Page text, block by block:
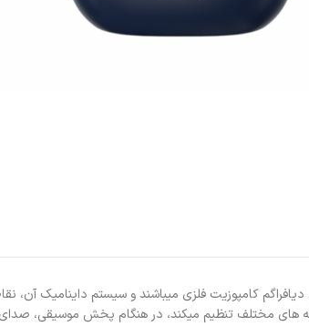
های مختلف تنظیم می­کند، در هنگام پخش موسیقی،